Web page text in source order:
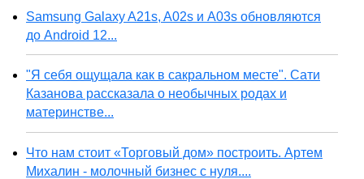
Samsung Galaxy A21s, A02s и A03s обновляются
до Android 12...
"Я себя ощущала как в сакральном месте". Сати
Казанова рассказала о необычных родах и
материнстве...
Что нам стоит «Торговый дом» построить. Артем
Михалин - молочный бизнес с нуля....